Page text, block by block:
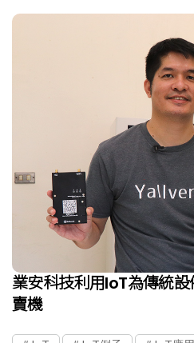
業安科技利用IoT為傳統
賣機